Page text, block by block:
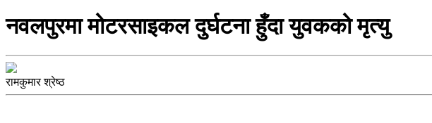
नवलपुरमा मोटरसाइकल दुर्घटना हुँदा युवकको मृत्यु
रामकुमार श्रेष्ठ